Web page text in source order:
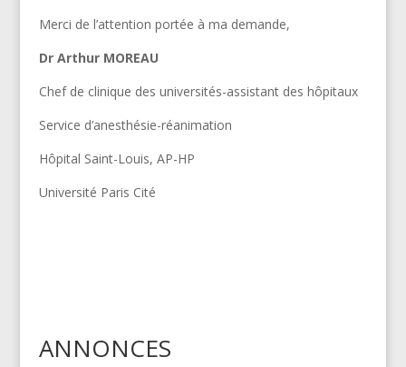
Merci de l’attention portée à ma demande,
Dr Arthur MOREAU
Chef de clinique des universités-assistant des hôpitaux
Service d’anesthésie-réanimation
Hôpital Saint-Louis, AP-HP
Université Paris Cité
ANNONCES